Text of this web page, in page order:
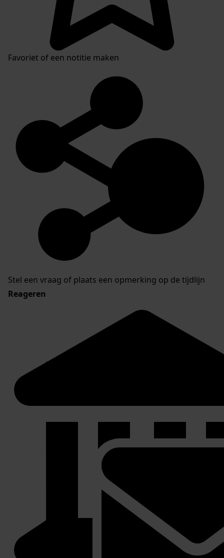
Favoriet of een notitie maken
Stel een vraag of plaats een opmerking op de tijdlijn
Reageren